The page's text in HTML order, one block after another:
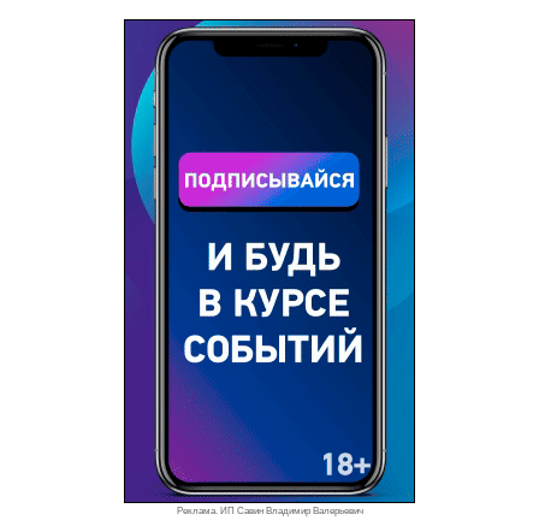
Реклама. ИП Савин Владимир Валерьевич